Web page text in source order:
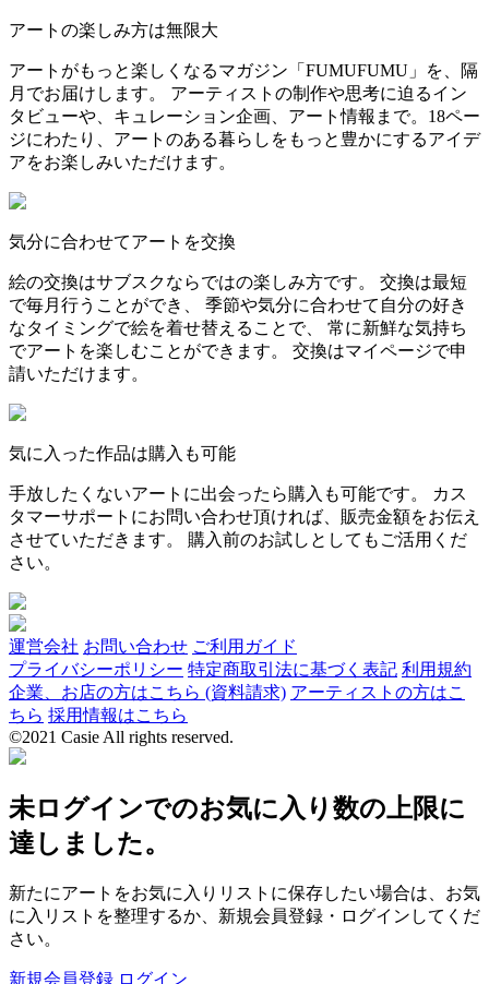
アートの楽しみ方は無限大
アートがもっと楽しくなるマガジン「FUMUFUMU」を、隔
月でお届けします。 アーティストの制作や思考に迫るイン
タビューや、キュレーション企画、アート情報まで。18ペー
ジにわたり、アートのある暮らしをもっと豊かにするアイデ
アをお楽しみいただけます。
気分に合わせてアートを交換
絵の交換はサブスクならではの楽しみ方です。 交換は最短
で毎月行うことができ、 季節や気分に合わせて自分の好き
なタイミングで絵を着せ替えることで、 常に新鮮な気持ち
でアートを楽しむことができます。 交換はマイページで申
請いただけます。
気に入った作品は購入も可能
手放したくないアートに出会ったら購入も可能です。 カス
タマーサポートにお問い合わせ頂ければ、販売金額をお伝え
させていただきます。 購入前のお試しとしてもご活用くだ
さい。
運営会社 お問い合わせ ご利用ガイド
プライバシーポリシー 特定商取引法に基づく表記 利用規約
企業、お店の方はこちら (資料請求) アーティストの方はこ
ちら 採用情報はこちら
©2021 Casie All rights reserved.
未ログインでのお気に入り数の上限に
達しました。
新たにアートをお気に入りリストに保存したい場合は、お気
に入リストを整理するか、新規会員登録・ログインしてくだ
さい。
新規会員登録 ログイン